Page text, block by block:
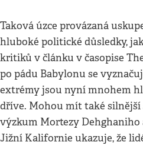
Taková úzce provázaná
hluboké politické důsledky,
kritiků v článku v časopise
po pádu Babylonu se
extrémy jsou nyní mnohem
dříve. Mohou mít také
výzkum Mortezy
Jižní Kalifornie ukazuje, že